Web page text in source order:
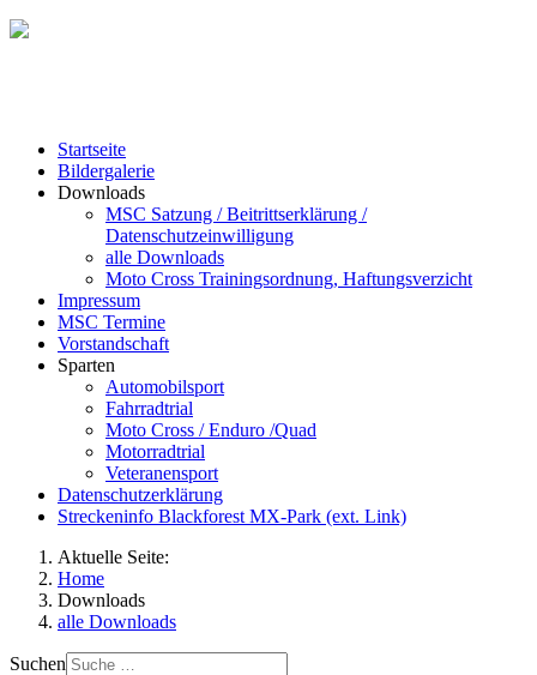
Startseite
Bildergalerie
Downloads
MSC Satzung / Beitrittserklärung /
Datenschutzeinwilligung
alle Downloads
Moto Cross Trainingsordnung, Haftungsverzicht
Impressum
MSC Termine
Vorstandschaft
Sparten
Automobilsport
Fahrradtrial
Moto Cross / Enduro /Quad
Motorradtrial
Veteranensport
Datenschutzerklärung
Streckeninfo Blackforest MX-Park (ext. Link)
Aktuelle Seite:
Home
Downloads
alle Downloads
Suchen